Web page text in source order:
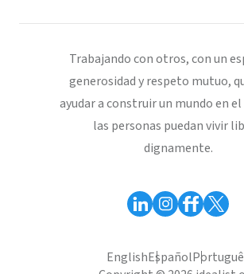
Trabajando con otros, con un
generosidad y respeto mutuo,
ayudar a construir un mundo en
las personas puedan vivir
dignamente.
EnglishEspañol